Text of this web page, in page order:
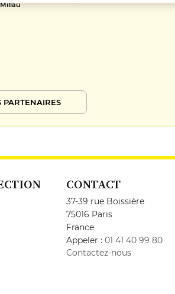
Millau
PARTENAIRES
CONTACT
37-39 rue Boissière
75016 Paris
France
Appeler : 01 41 40 99 80
Contactez-nous